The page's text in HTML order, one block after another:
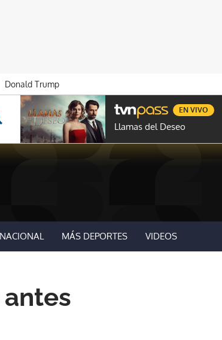
Donald Trump
NOVELAS PROGRAMAS GENTE TVN
Llamas del Deseo
EN VIVO
MÁS DEPORTES VIDEOS